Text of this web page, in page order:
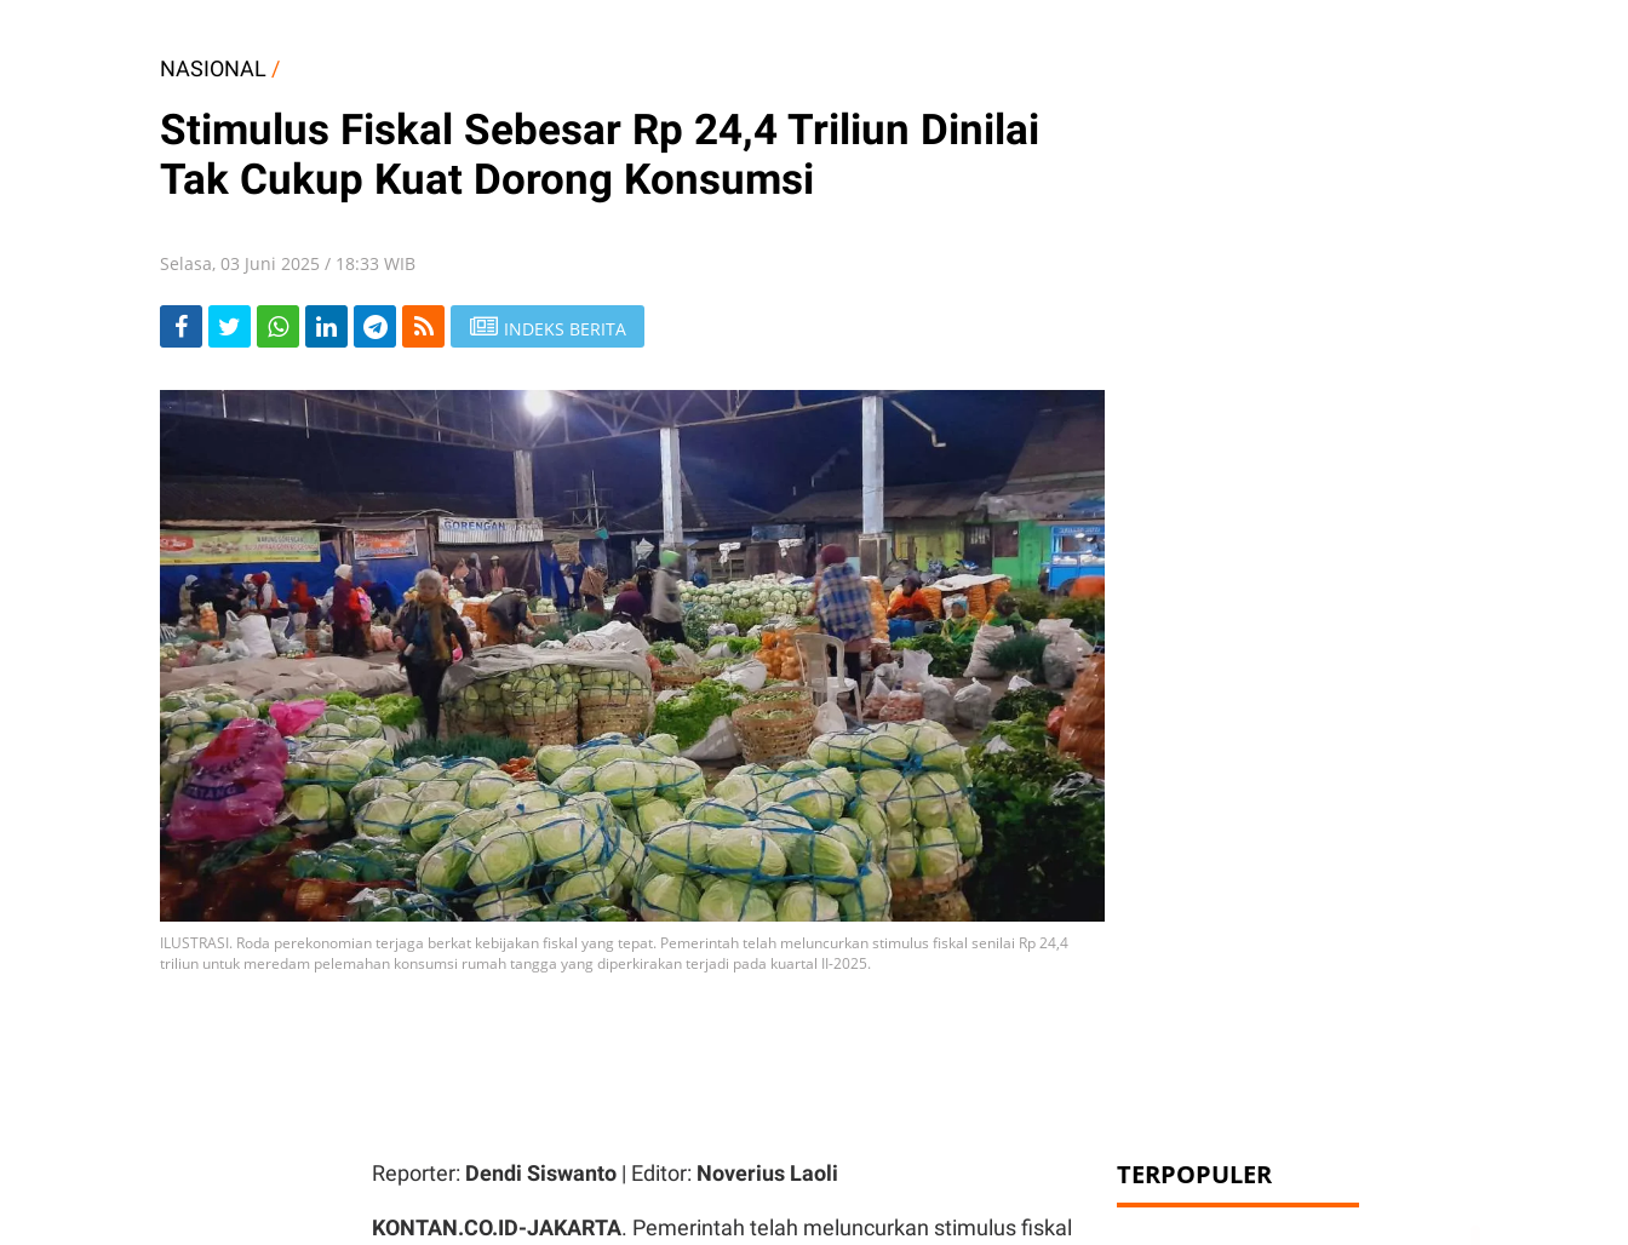
NASIONAL /
Stimulus Fiskal Sebesar Rp 24,4 Triliun Dinilai
Tak Cukup Kuat Dorong Konsumsi
Selasa, 03 Juni 2025 / 18:33 WIB
INDEKS BERITA
ILUSTRASI. Roda perekonomian terjaga berkat kebijakan fiskal yang tepat. Pemerintah telah meluncurkan stimulus fiskal senilai Rp 24,4
triliun untuk meredam pelemahan konsumsi rumah tangga yang diperkirakan terjadi pada kuartal II-2025.
Reporter: Dendi Siswanto | Editor: Noverius Laoli
KONTAN.CO.ID-JAKARTA. Pemerintah telah meluncurkan stimulus fiskal
TERPOPULER